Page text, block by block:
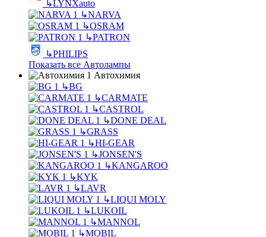
↳LYNXauto
↳NARVA
↳OSRAM
↳PATRON
↳PHILIPS
Показать все Автолампы
Автохимия
↳BG
↳CARMATE
↳CASTROL
↳DONE DEAL
↳GRASS
↳HI-GEAR
↳JONSEN'S
↳KANGAROO
↳KYK
↳LAVR
↳LIQUI MOLY
↳LUKOIL
↳MANNOL
↳MOBIL